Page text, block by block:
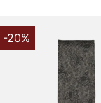
-20%